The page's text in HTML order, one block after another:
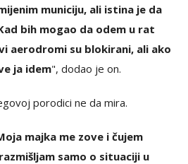
municiju, ali istina je da
bih mogao da odem u rat
aerodromi su blokirani, ali ako
ja idem", dodao je on.
porodici ne da mira.
majka me zove i čujem
samo o situaciji u